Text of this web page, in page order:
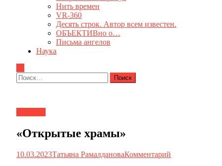
Нить времен
VR-360
Десять строк. Автор всем известен.
ОБЪЕКТИВно о…
Письма ангелов
Наука
Найти:
«Открытые храмы»
10.03.2023Татьяна РамалдановаКомментарий